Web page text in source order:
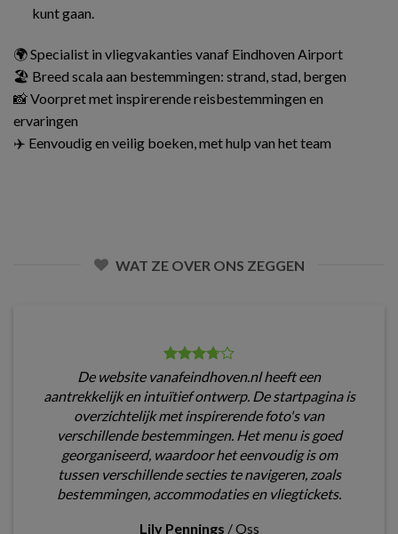
kunt gaan.
🌍 Specialist in vliegvakanties vanaf Eindhoven Airport
🏖️ Breed scala aan bestemmingen: strand, stad, bergen
📸 Voorpret met inspirerende reisbestemmingen en
ervaringen
✈️ Eenvoudig en veilig boeken, met hulp van het team
WAT ZE OVER ONS ZEGGEN
De website vanafeindhoven.nl heeft een
aantrekkelijk en intuïtief ontwerp. De startpagina is
overzichtelijk met inspirerende foto's van
verschillende bestemmingen. Het menu is goed
georganiseerd, waardoor het eenvoudig is om
tussen verschillende secties te navigeren, zoals
bestemmingen, accommodaties en vliegtickets.
Lily Pennings /Oss